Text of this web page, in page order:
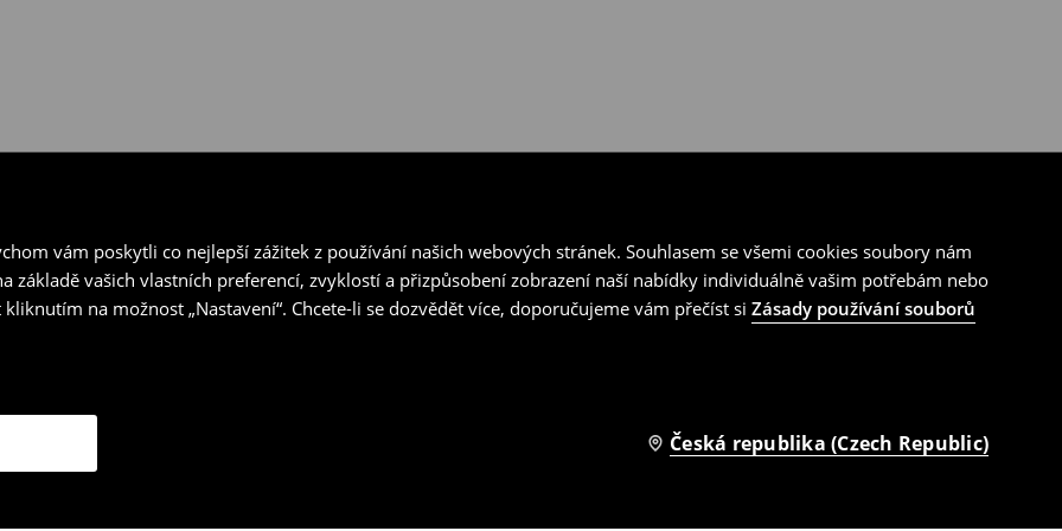
vám poskytli co nejlepší zážitek z používání našich webových stránek. Souhlasem se všemi cookies soubory nám
základě vašich vlastních preferencí, zvyklostí a přizpůsobení zobrazení naší nabídky individuálně vašim potřebám nebo
na možnost „Nastavení“. Chcete-li se dozvědět více, doporučujeme vám přečíst si Zásady používání souborů
Česká republika (Czech Republic)